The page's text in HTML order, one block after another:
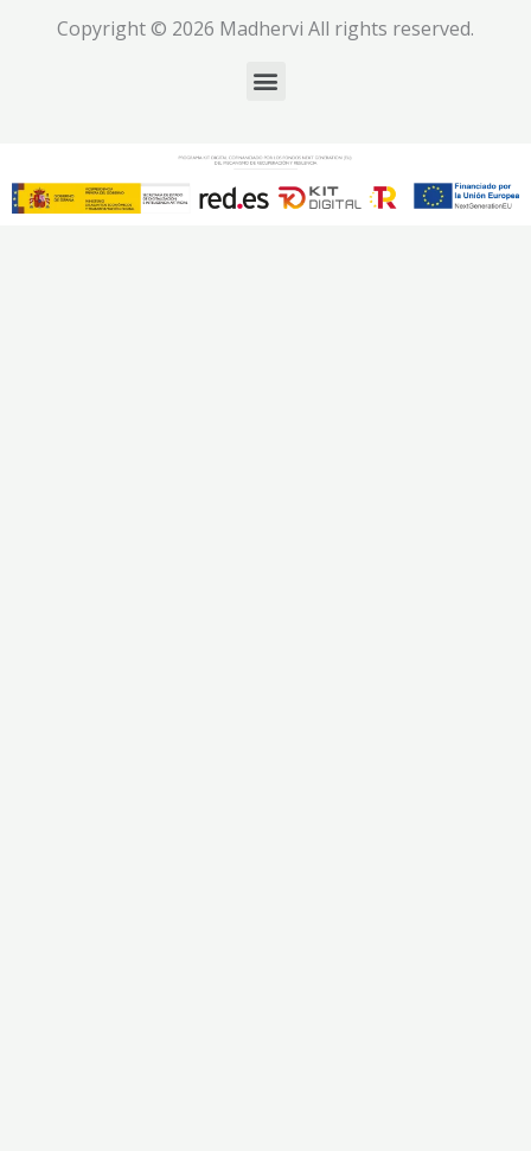
Copyright © 2026 Madhervi All rights reserved.
Menu